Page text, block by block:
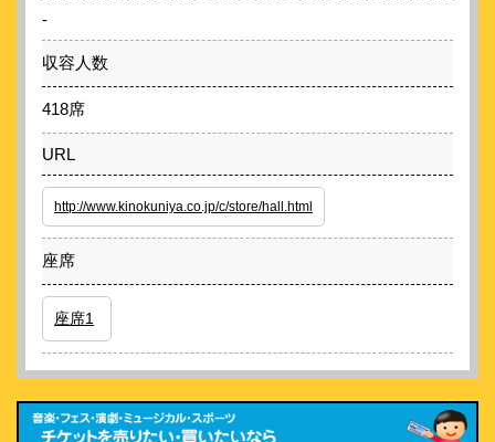
-
収容人数
418席
URL
http://www.kinokuniya.co.jp/c/store/hall.html
座席
座席1